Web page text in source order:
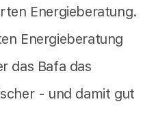
Energieberatung.
Energieberatung
das Bafa das
- und damit gut